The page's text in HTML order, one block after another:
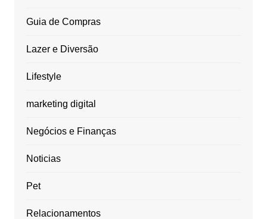
Guia de Compras
Lazer e Diversão
Lifestyle
marketing digital
Negócios e Finanças
Noticias
Pet
Relacionamentos